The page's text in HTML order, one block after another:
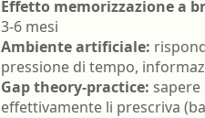
Effetto memorizzazione a
3-6 mesi
Ambiente artificiale:
pressione di tempo,
Gap theory-practice:
effettivamente li prescriva